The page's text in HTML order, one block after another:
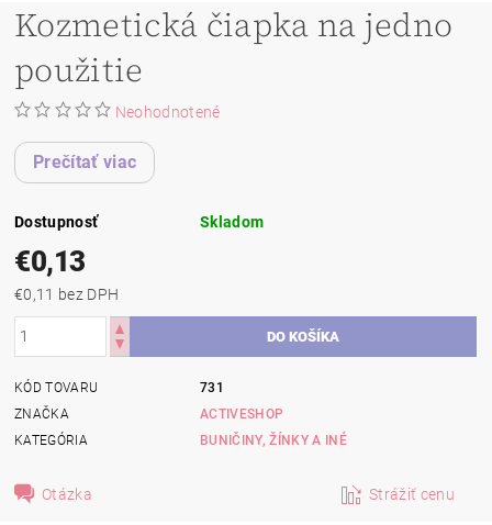
Kozmetická čiapka na jedno
použitie
Neohodnotené
Prečítať viac
Dostupnosť Skladom
€0,13
€0,11 bez DPH
KÓD TOVARU
731
ZNAČKA
ACTIVESHOP
KATEGÓRIA
BUNIČINY, ŽÍNKY A INÉ
Otázka Strážiť cenu